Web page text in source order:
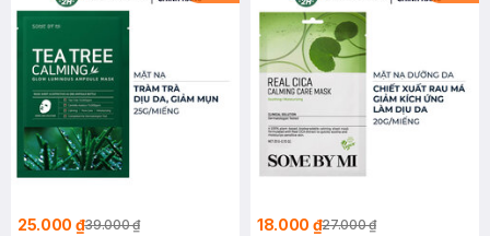
25.000 ₫39.000 ₫ 18.000 ₫27.000 ₫